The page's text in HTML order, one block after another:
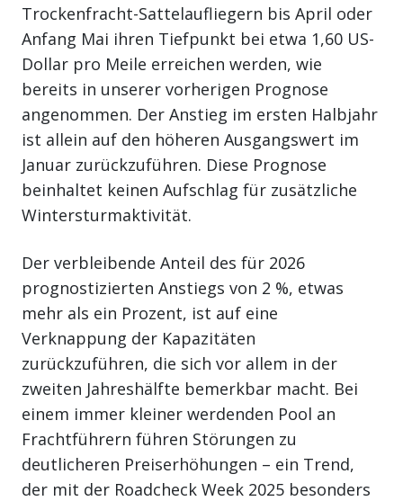
Trockenfracht-Sattelaufliegern bis April oder
Anfang Mai ihren Tiefpunkt bei etwa 1,60 US-
Dollar pro Meile erreichen werden, wie
bereits in unserer vorherigen Prognose
angenommen. Der Anstieg im ersten Halbjahr
ist allein auf den höheren Ausgangswert im
Januar zurückzuführen. Diese Prognose
beinhaltet keinen Aufschlag für zusätzliche
Wintersturmaktivität.
Der verbleibende Anteil des für 2026
prognostizierten Anstiegs von 2 %, etwas
mehr als ein Prozent, ist auf eine
Verknappung der Kapazitäten
zurückzuführen, die sich vor allem in der
zweiten Jahreshälfte bemerkbar macht. Bei
einem immer kleiner werdenden Pool an
Frachtführern führen Störungen zu
deutlicheren Preiserhöhungen – ein Trend,
der mit der Roadcheck Week 2025 besonders